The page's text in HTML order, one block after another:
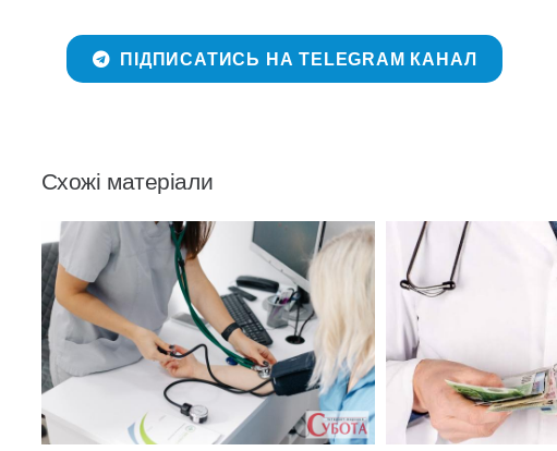
ПІДПИСАТИСЬ НА TELEGRAM КАНАЛ
Схожі матеріали